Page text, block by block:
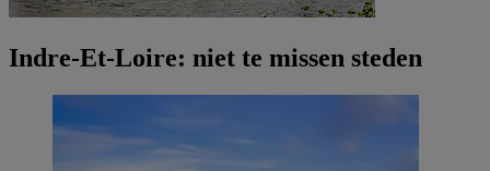
Indre-Et-Loire: niet te missen steden